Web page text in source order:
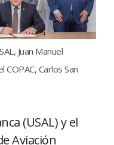
Juan Manuel
Carlos San
(USAL) y el
Aviación